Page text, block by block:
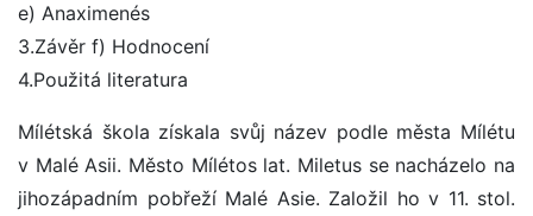
e) Anaximenés
3.Závěr f) Hodnocení
4.Použitá literatura
Mílétská škola získala svůj název podle města Mílétu
v Malé Asii. Město Mílétos lat. Miletus se nacházelo na
jihozápadním pobřeží Malé Asie. Založil ho v 11. stol.